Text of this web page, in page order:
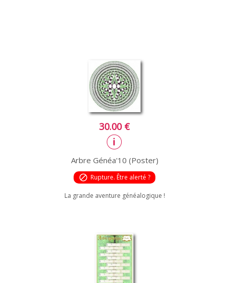
30.00 €
Arbre Généa'10 (Poster)
block Rupture. Être alerté ?
La grande aventure généalogique !